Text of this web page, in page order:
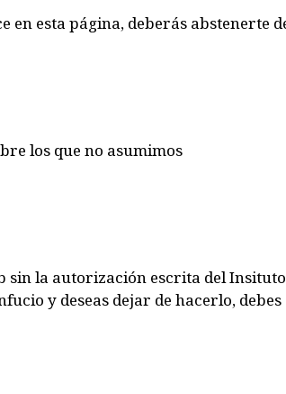
en esta página, deberás abstenerte
los que no asumimos
sin la autorización escrita del Insituto
y deseas dejar de hacerlo, debes